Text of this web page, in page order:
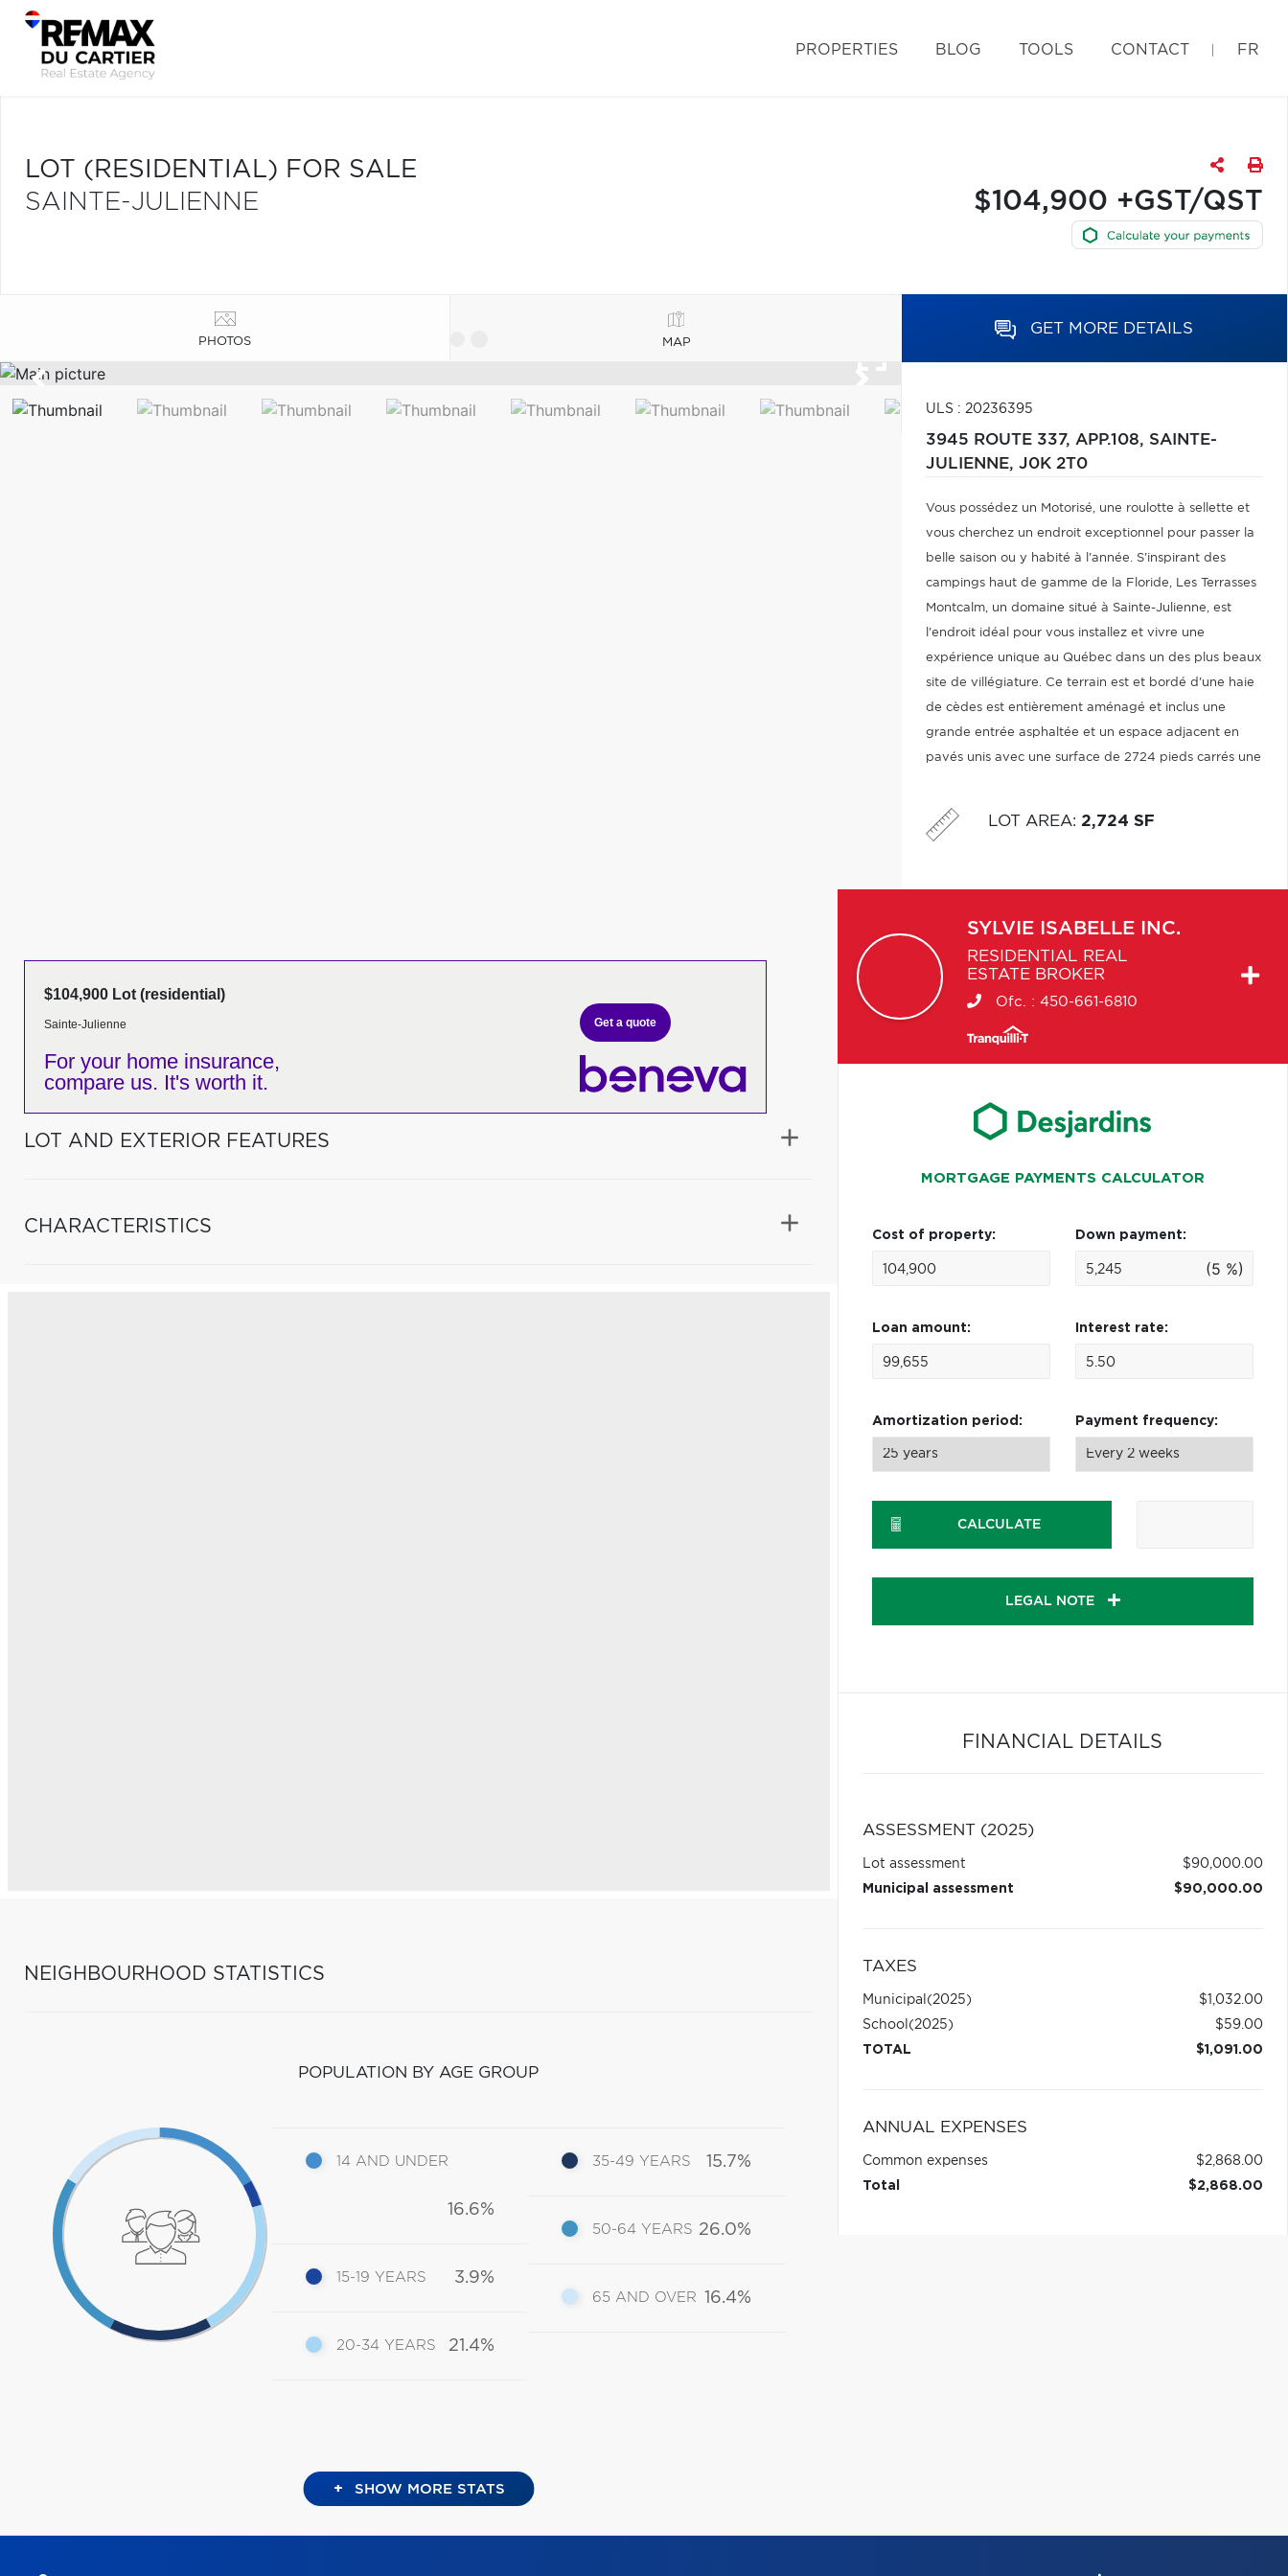
PROPERTIES BLOG TOOLS CONTACT FR
LOT (RESIDENTIAL) FOR SALE
SAINTE-JULIENNE
$104,900 +GST/QST
PHOTOS MAP
GET MORE DETAILS
ULS : 20236395
3945 ROUTE 337, APP.108, SAINTE-
JULIENNE, J0K 2T0
Vous possédez un Motorisé, une roulotte à sellette et
vous cherchez un endroit exceptionnel pour passer la
belle saison ou y habité à l'année. S'inspirant des
campings haut de gamme de la Floride, Les Terrasses
Montcalm, un domaine situé à Sainte-Julienne, est
l'endroit idéal pour vous installez et vivre une
expérience unique au Québec dans un des plus beaux
site de villégiature. Ce terrain est et bordé d'une haie
de cèdes est entièrement aménagé et inclus une
grande entrée asphaltée et un espace adjacent en
pavés unis avec une surface de 2724 pieds carrés une
LOT AREA: 2,724 SF
$104,900 Lot (residential)
Sainte-Julienne
For your home insurance,
compare us. It's worth it.
Get a quote
LOT AND EXTERIOR FEATURES
CHARACTERISTICS
NEIGHBOURHOOD STATISTICS
POPULATION BY AGE GROUP
14 AND UNDER
16.6%
15-19 YEARS 3.9%
20-34 YEARS 21.4%
35-49 YEARS 15.7%
50-64 YEARS 26.0%
65 AND OVER 16.4%
+ SHOW MORE STATS
SYLVIE ISABELLE INC.
RESIDENTIAL REAL
ESTATE BROKER
Ofc. : 450-661-6810
MORTGAGE PAYMENTS CALCULATOR
Cost of property: Down payment:
(5 %)
Loan amount: Interest rate:
Amortization period: Payment frequency:
CALCULATE
LEGAL NOTE
FINANCIAL DETAILS
ASSESSMENT (2025)
Lot assessment
$90,000.00
Municipal assessment
$90,000.00
TAXES
Municipal (2025)
$1,032.00
School (2025)
$59.00
TOTAL
$1,091.00
ANNUAL EXPENSES
Common expenses
$2,868.00
Total
$2,868.00